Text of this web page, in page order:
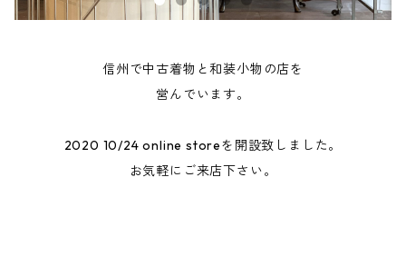
信州で中古着物と和装小物の店を
営んでいます。
2020 10/24 online storeを開設致しました。
お気軽にご来店下さい。